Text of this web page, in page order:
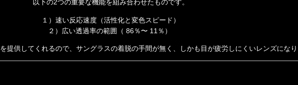
以下の2つの重要な機能を組み合わせたものです。
１）速い反応速度（活性化と変色スピード）
２）広い透過率の範囲（ 86％〜 11％）
提供してくれるので、サングラスの着脱の手間が無く、 しかも目が疲労しにくいレンズになり